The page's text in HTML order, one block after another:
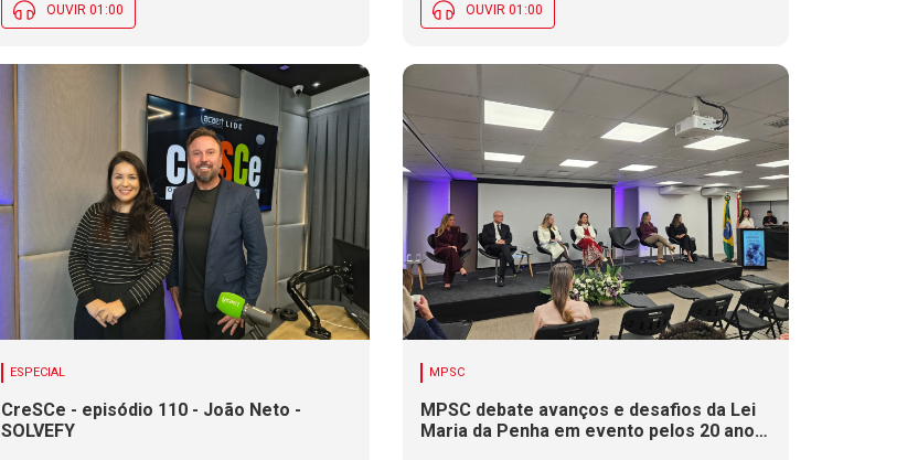
OUVIR 01:00 OUVIR 01:00
ESPECIAL
CreSCe - episódio 110 - João Neto -
SOLVEFY
MPSC
MPSC debate avanços e desafios da Lei
Maria da Penha em evento pelos 20 anos